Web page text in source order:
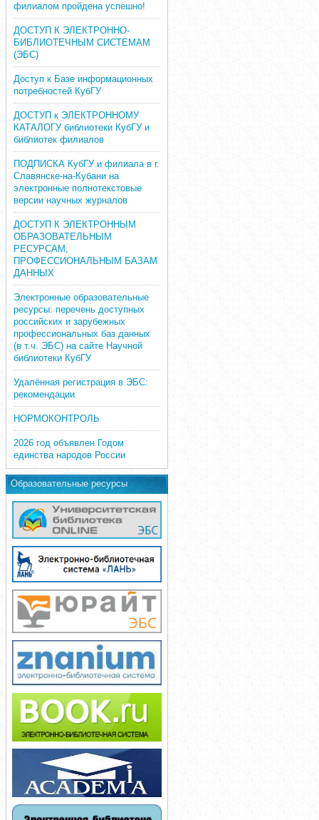
филиалом пройдена успешно!
ДОСТУП К ЭЛЕКТРОННО-
БИБЛИОТЕЧНЫМ СИСТЕМАМ
(ЭБС)
Доступ к Базе информационных
потребностей КубГУ
ДОСТУП к ЭЛЕКТРОННОМУ
КАТАЛОГУ библиотеки КубГУ и
библиотек филиалов
ПОДПИСКА КубГУ и филиала в г.
Славянске-на-Кубани на
электронные полнотекстовые
версии научных журналов
ДОСТУП К ЭЛЕКТРОННЫМ
ОБРАЗОВАТЕЛЬНЫМ
РЕСУРСАМ,
ПРОФЕССИОНАЛЬНЫМ БАЗАМ
ДАННЫХ
Электронные образовательные
ресурсы: перечень доступных
российских и зарубежных
профессиональных баз данных
(в т.ч. ЭБС) на сайте Научной
библиотеки КубГУ
Удалённая регистрация в ЭБС:
рекомендации
НОРМОКОНТРОЛЬ
2026 год объявлен Годом
единства народов России
Образовательные ресурсы